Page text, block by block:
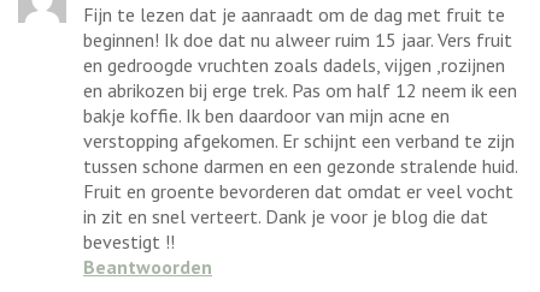
Fijn te lezen dat je aanraadt om de dag met fruit te
beginnen! Ik doe dat nu alweer ruim 15 jaar. Vers fruit
en gedroogde vruchten zoals dadels, vijgen ,rozijnen
en abrikozen bij erge trek. Pas om half 12 neem ik een
bakje koffie. Ik ben daardoor van mijn acne en
verstopping afgekomen. Er schijnt een verband te zijn
tussen schone darmen en een gezonde stralende huid.
Fruit en groente bevorderen dat omdat er veel vocht
in zit en snel verteert. Dank je voor je blog die dat
bevestigt !!
Beantwoorden